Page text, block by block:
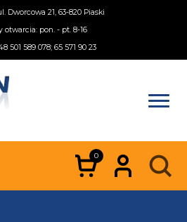
Dworcowa 21, 63-820 Piaski
otwarcia: pon. - pt. 8-16
501 589 078; 65 571 90 23
0